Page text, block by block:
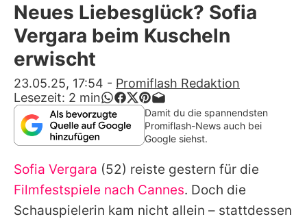
Stars
Filme & Serien
Lifestyle
Familie & Liebe
Promiflash Exklusiv
Alle Themen auf Promiflash
Jobs
Neues Liebesglück? Sofia
Vergara beim Kuscheln
erwischt
23.05.25, 17:54 - Promiflash Redaktion
Lesezeit: 2 min
Damit du die spannendsten
Promiflash-News auch bei
Google siehst.
Sofia Vergara (52) reiste gestern für die
Filmfestspiele nach Cannes. Doch die
Schauspielerin kam nicht allein – stattdessen